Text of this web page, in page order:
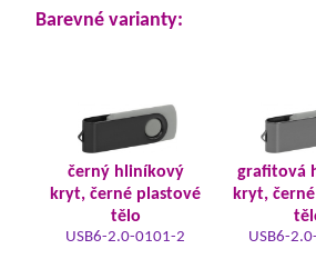
Barevné varianty:
černý hliníkový
kryt, černé plastové
tělo
USB6-2.0-0101-2
grafitová
kryt,
USB6-